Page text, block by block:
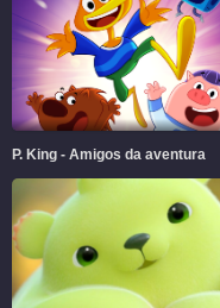
P. King - Amigos da aventura